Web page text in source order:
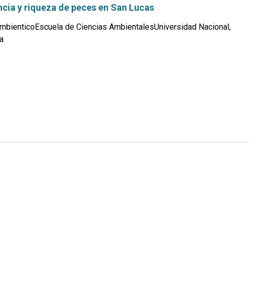
y riqueza de peces en San Lucas
de Ciencias AmbientalesUniversidad Nacional,